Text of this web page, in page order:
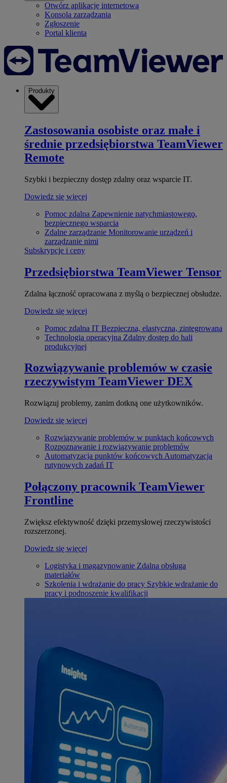
Otwórz aplikację internetową
Konsola zarządzania
Zgłoszenie
Portal klienta
Produkty
Zastosowania osobiste oraz małe i
średnie przedsiębiorstwa TeamViewer
Remote
Szybki i bezpieczny dostęp zdalny oraz wsparcie IT.
Dowiedz się więcej
Pomoc zdalna Zapewnienie natychmiastowego,
bezpiecznego wsparcia
Zdalne zarządzanie Monitorowanie urządzeń i
zarządzanie nimi
Subskrypcje i ceny
Przedsiębiorstwa TeamViewer Tensor
Zdalna łączność opracowana z myślą o bezpiecznej obsłudze.
Dowiedz się więcej
Pomoc zdalna IT Bezpieczna, elastyczna, zintegrowana
Technologia operacyjna Zdalny dostęp do hali
produkcyjnej
Rozwiązywanie problemów w czasie
rzeczywistym TeamViewer DEX
Rozwiązuj problemy, zanim dotkną one użytkowników.
Dowiedz się więcej
Rozwiązywanie problemów w punktach końcowych
Rozpoznawanie i rozwiązywanie problemów
Automatyzacja punktów końcowych Automatyzacja
rutynowych zadań IT
Połączony pracownik TeamViewer
Frontline
Zwiększ efektywność dzięki przemysłowej rzeczywistości
rozszerzonej.
Dowiedz się więcej
Logistyka i magazynowanie Zdalna obsługa
materiałów
Szkolenia i wdrażanie do pracy Szybkie wdrażanie do
pracy i podnoszenie kwalifikacji